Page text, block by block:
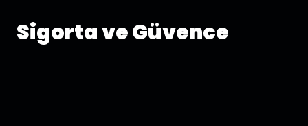
Sigorta ve Güvence